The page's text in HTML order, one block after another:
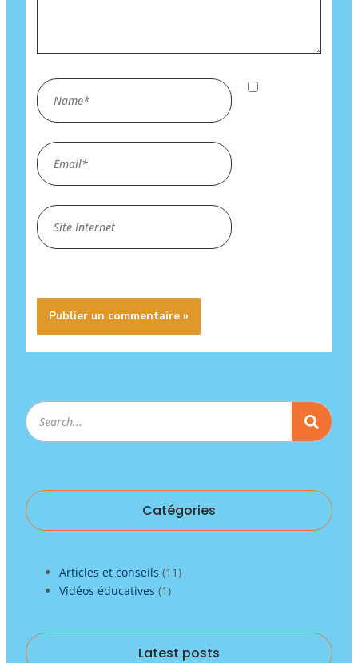
Name*
Email*
Site
Internet
Rechercher
Catégories
Articles et conseils (11)
Vidéos éducatives (1)
Latest posts